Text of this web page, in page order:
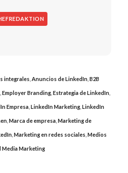
integrales Anuncios de LinkedIn, B2B
Employer Branding, Estrategia de LinkedIn,
Empresa, LinkedIn Marketing, LinkedIn
, Marca de empresa, Marketing de
, Marketing en redes sociales Medios
Media Marketing